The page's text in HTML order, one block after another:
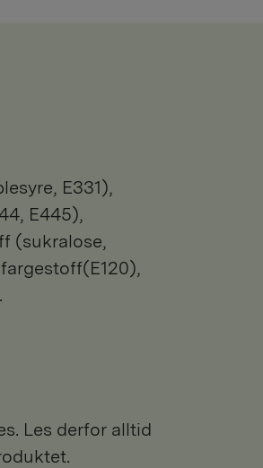
E445),
(sukralose,
Les derfor alltid